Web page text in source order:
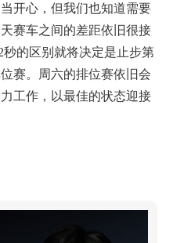
开心，但我们也知道需要
赛车之间的差距依旧很接
秒的区别就将决定是止步第
赛。周六的排位赛依旧会
工作，以最佳的状态迎接